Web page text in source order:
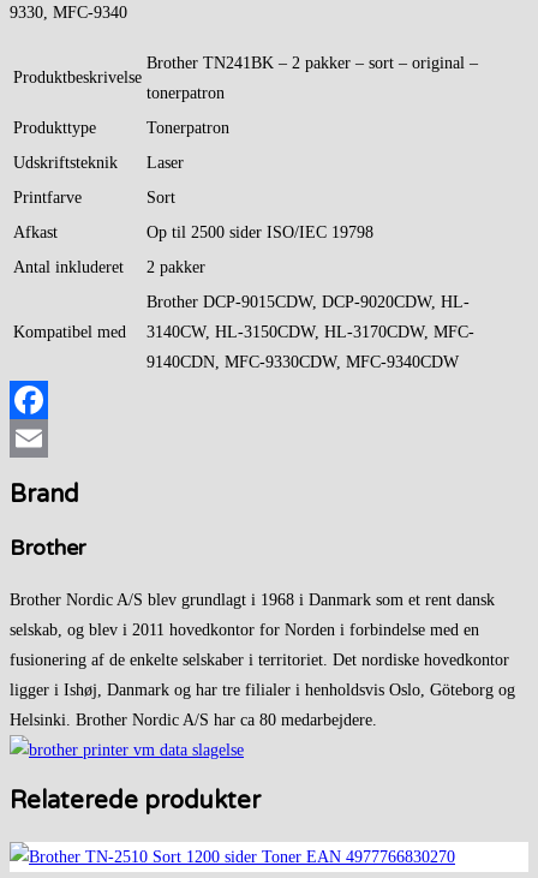
9330, MFC-9340
Produktbeskrivelse
Brother TN241BK – 2 pakker – sort – original –
tonerpatron
Produkttype
Tonerpatron
Udskriftsteknik
Laser
Printfarve
Sort
Afkast
Op til 2500 sider ISO/IEC 19798
Antal inkluderet
2 pakker
Kompatibel med
Brother DCP-9015CDW, DCP-9020CDW, HL-
3140CW, HL-3150CDW, HL-3170CDW, MFC-
9140CDN, MFC-9330CDW, MFC-9340CDW
Facebook
Brand
Brother
Brother Nordic A/S blev grundlagt i 1968 i Danmark som et rent dansk
selskab, og blev i 2011 hovedkontor for Norden i forbindelse med en
fusionering af de enkelte selskaber i territoriet. Det nordiske hovedkontor
ligger i Ishøj, Danmark og har tre filialer i henholdsvis Oslo, Göteborg og
Helsinki. Brother Nordic A/S har ca 80 medarbejdere.
Relaterede produkter